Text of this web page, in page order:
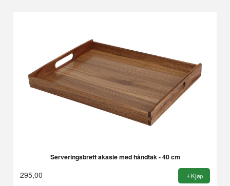
Serveringsbrett akasie med håndtak - 40 cm
295,00 Kjøp